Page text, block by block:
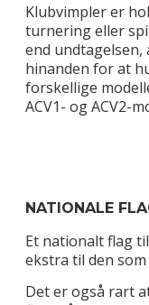
Klubvimpler er
turnering eller
end undtagelsen,
hinanden for at
forskellige
ACV1- og ACV2-
NATIONALE
Et nationalt flag
ekstra til den
Det er også rart